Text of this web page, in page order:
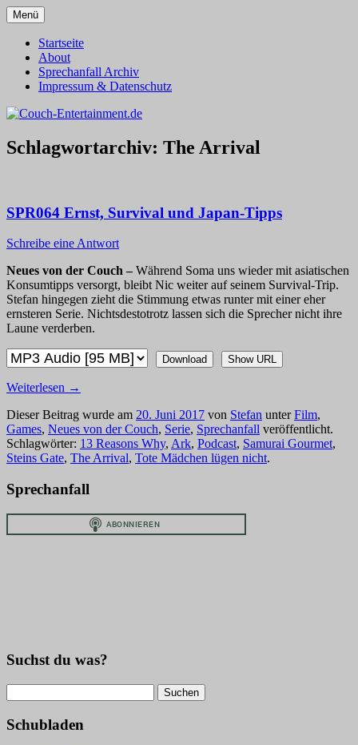
Zum
Inhalt
springen
Couch-Entertainment.de
Menü
Startseite
About
Sprechanfall Archiv
Impressum & Datenschutz
Schlagwortarchiv: The Arrival
SPR064 Ernst, Survival und Japan-Tipps
Schreibe eine Antwort
Neues von der Couch – Während Soma uns wieder mit asiatischen
Konsumtipps versorgt, bleibt Nic weiter auf seinem Survival-Trip.
Stefan hingegen zieht die Stimmung etwas runter mit einer eher
ernsteren Serie. Nichtsdestotrotz lassen sich die Sprecher nicht ihre
Laune verderben.
Download Show URL
Weiterlesen →
Dieser Beitrag wurde am 20. Juni 2017 von Stefan unterFilm,
Games, Neues von der Couch, Serie, Sprechanfall veröffentlicht.
Schlagwörter: 13 Reasons Why, Ark, Podcast, Samurai Gourmet,
Steins Gate, The Arrival, Tote Mädchen lügen nicht.
Sprechanfall
Suchst du was?
nach:
Schubladen